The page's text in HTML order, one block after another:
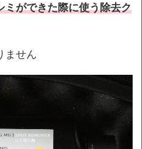
ミができた際に使う除去ク
ません